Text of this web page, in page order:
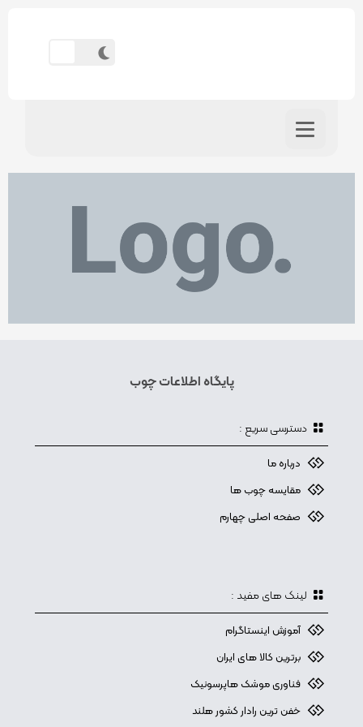
پایگاه اطلاعات چوب
دسترسی سریع :
درباره ما
مقایسه چوب ها
صفحه اصلی چهارم
لینک های مفید :
آموزش اینستاگرام
برترین کالا های ایران
فناوری موشک هاپرسونیک
خفن ترین رادار کشور هلند